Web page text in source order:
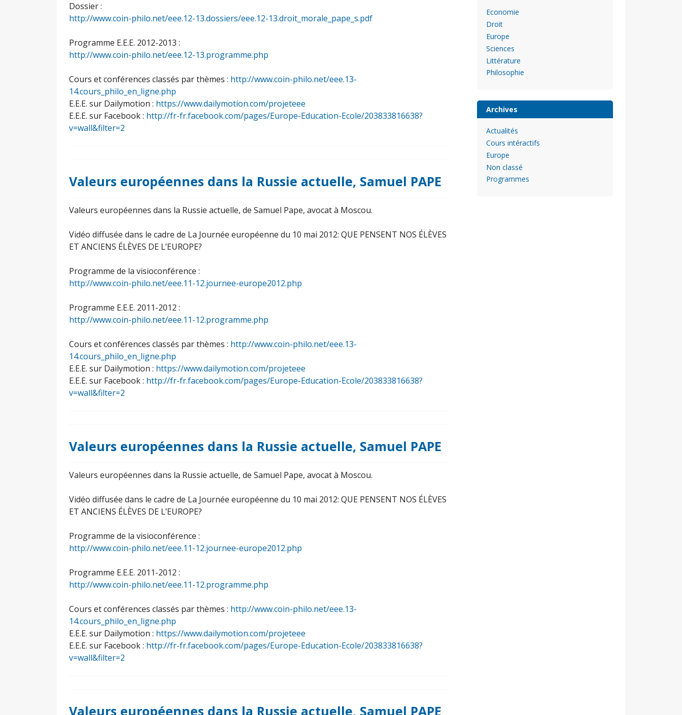
Dossier :
http://www.coin-philo.net/eee.12-13.dossiers/eee.12-13.droit_morale_pape_s.pdf
Programme E.E.E. 2012-2013 :
http://www.coin-philo.net/eee.12-13.programme.php
Cours et conférences classés par thèmes : http://www.coin-philo.net/eee.13-
14.cours_philo_en_ligne.php
E.E.E. sur Dailymotion : https://www.dailymotion.com/projeteee
E.E.E. sur Facebook : http://fr-fr.facebook.com/pages/Europe-Education-Ecole/203833816638?
v=wall&filter=2
Valeurs européennes dans la Russie actuelle, Samuel PAPE
Valeurs européennes dans la Russie actuelle, de Samuel Pape, avocat à Moscou.
Vidéo diffusée dans le cadre de La Journée européenne du 10 mai 2012: QUE PENSENT NOS ÉLÈVES
ET ANCIENS ÉLÈVES DE L’EUROPE?
Programme de la visioconférence :
http://www.coin-philo.net/eee.11-12.journee-europe2012.php
Programme E.E.E. 2011-2012 :
http://www.coin-philo.net/eee.11-12.programme.php
Cours et conférences classés par thèmes : http://www.coin-philo.net/eee.13-
14.cours_philo_en_ligne.php
E.E.E. sur Dailymotion : https://www.dailymotion.com/projeteee
E.E.E. sur Facebook : http://fr-fr.facebook.com/pages/Europe-Education-Ecole/203833816638?
v=wall&filter=2
Valeurs européennes dans la Russie actuelle, Samuel PAPE
Valeurs européennes dans la Russie actuelle, de Samuel Pape, avocat à Moscou.
Vidéo diffusée dans le cadre de La Journée européenne du 10 mai 2012: QUE PENSENT NOS ÉLÈVES
ET ANCIENS ÉLÈVES DE L’EUROPE?
Programme de la visioconférence :
http://www.coin-philo.net/eee.11-12.journee-europe2012.php
Programme E.E.E. 2011-2012 :
http://www.coin-philo.net/eee.11-12.programme.php
Cours et conférences classés par thèmes : http://www.coin-philo.net/eee.13-
14.cours_philo_en_ligne.php
E.E.E. sur Dailymotion : https://www.dailymotion.com/projeteee
E.E.E. sur Facebook : http://fr-fr.facebook.com/pages/Europe-Education-Ecole/203833816638?
v=wall&filter=2
Valeurs européennes dans la Russie actuelle, Samuel PAPE
Economie
Droit
Europe
Sciences
Littérature
Philosophie
Archives
Actualités
Cours intéractifs
Europe
Non classé
Programmes